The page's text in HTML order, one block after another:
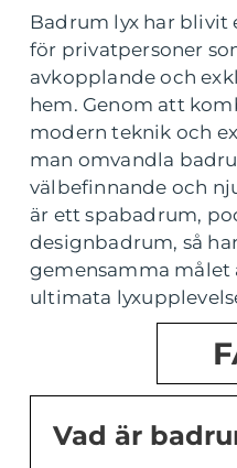
Badrum lyx har blivit
för privatpersoner
avkopplande och
hem. Genom att
modern teknik och
man omvandla
välbefinnande och
är ett spabadrum,
designbadrum, så
gemensamma målet
ultimata
Vad är